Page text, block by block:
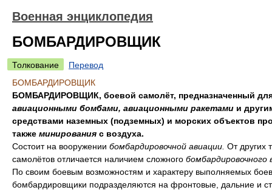
Военная энциклопедия
БОМБАРДИРОВЩИК
Толкование
Перевод
БОМБАРДИРОВЩИК
БОМБАРДИРОВЩИК, боевой самолёт, предназначенный
авиационными бомбами, авиационными ракетами и
средствами наземных (подземных) и морских объектов
также минирования с воздуха.
Состоит на вооружении бомбардировочной авиации. От других
самолётов отличается наличием сложного бомбардировочного
По своим боевым возможностям и характеру выполняемых
бомбардировщики подразделяются на фронтовые, дальние и